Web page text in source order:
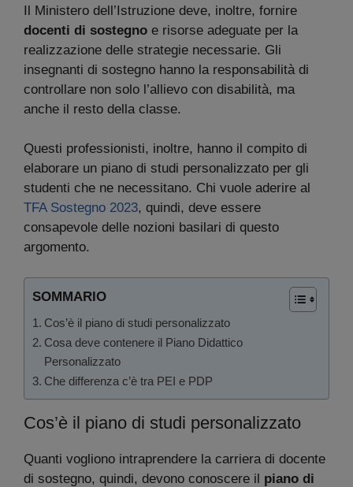
Il Ministero dell’Istruzione deve, inoltre, fornire
docenti di sostegno e risorse adeguate per la
realizzazione delle strategie necessarie. Gli
insegnanti di sostegno hanno la responsabilità di
controllare non solo l’allievo con disabilità, ma
anche il resto della classe.
Questi professionisti, inoltre, hanno il compito di
elaborare un piano di studi personalizzato per gli
studenti che ne necessitano. Chi vuole aderire al
TFA Sostegno 2023, quindi, deve essere
consapevole delle nozioni basilari di questo
argomento.
SOMMARIO
Cos’è il piano di studi personalizzato
Cosa deve contenere il Piano Didattico
Personalizzato
Che differenza c’è tra PEI e PDP
Cos’è il piano di studi personalizzato
Quanti vogliono intraprendere la carriera di docente
di sostegno, quindi, devono conoscere il piano di